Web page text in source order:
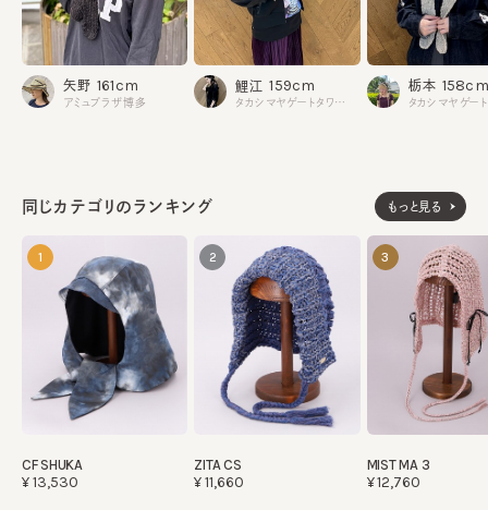
同じカテゴリのランキング もっと見る
1
CF SHUKA
¥13,530
2
ZITA CS
¥11,660
3
MIST MA 3
¥12,760
矢野 161cm
アミュプラザ博多
鯉江 159cm
タカシマヤゲートタワーモール
栃本 158cm